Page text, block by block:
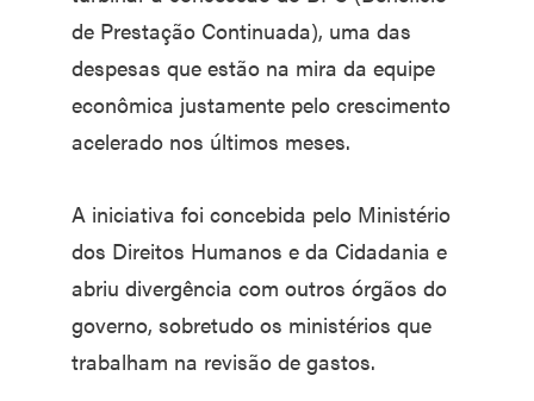
de Prestação Continuada), uma das
despesas que estão na mira da equipe
econômica justamente pelo crescimento
acelerado nos últimos meses.
A iniciativa foi concebida pelo Ministério
dos Direitos Humanos e da Cidadania e
abriu divergência com outros órgãos do
governo, sobretudo os ministérios que
trabalham na revisão de gastos.